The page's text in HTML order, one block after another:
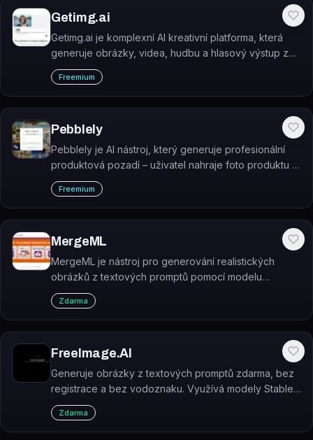
Getimg.ai
Getimg.ai je komplexní AI kreativní platforma, která
generuje obrázky, videa, hudbu a hlasový výstup z
textového popisu v jednom rozhraní.
Freemium
Pebblely
Pebblely je AI nástroj, který generuje profesionální
produktová pozadí – uživatel nahraje foto produktu a
AI automaticky odstraní původní pozadí a vytvoří
nové včetně realistických stínů a odlesků.
Freemium
MergeML
MergeML je nástroj pro generování realistických
obrázků z textových promptů pomocí modelu
StyleGAN2.
Zdarma
FreeImage.AI
Generuje obrázky z textových promptů zdarma, bez
registrace a bez vodoznaku. Využívá modely Stable
Diffusion, Flux Schnell, SDXL a další.
Zdarma